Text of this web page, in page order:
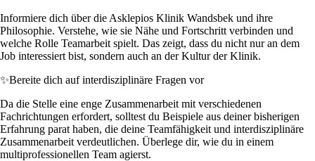
Informiere dich über die Asklepios Klinik Wandsbek und ihre
Philosophie. Verstehe, wie sie Nähe und Fortschritt verbinden und
welche Rolle Teamarbeit spielt. Das zeigt, dass du nicht nur an dem
Job interessiert bist, sondern auch an der Kultur der Klinik.
✨Bereite dich auf interdisziplinäre Fragen vor
Da die Stelle eine enge Zusammenarbeit mit verschiedenen
Fachrichtungen erfordert, solltest du Beispiele aus deiner bisherigen
Erfahrung parat haben, die deine Teamfähigkeit und interdisziplinäre
Zusammenarbeit verdeutlichen. Überlege dir, wie du in einem
multiprofessionellen Team agierst.